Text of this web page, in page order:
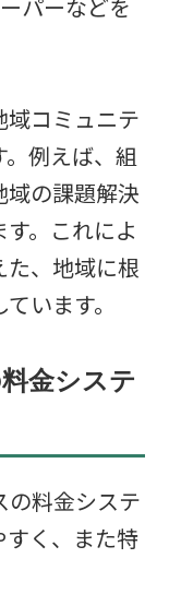
パーなどを
域コミュニテ
例えば、組
域の課題解決
。これによ
た、地域に根
います。
金システ
の料金システ
すく、また特